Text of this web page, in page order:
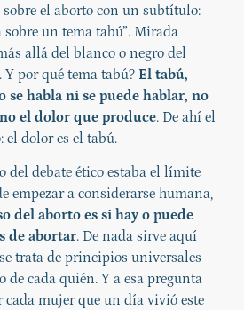
sobre el aborto con un subtítulo:
un tema tabú”. Mirada
allá del blanco o negro del
por qué tema tabú? El tabú,
se habla ni se puede hablar, no
el dolor que produce. De ahí el
el dolor es el tabú.
del debate ético estaba el límite
empezar a considerarse humana,
del aborto es si hay o puede
de abortar. De nada sirve aquí
trata de principios universales
cada quién. Y a esa pregunta
cada mujer que un día vivió este